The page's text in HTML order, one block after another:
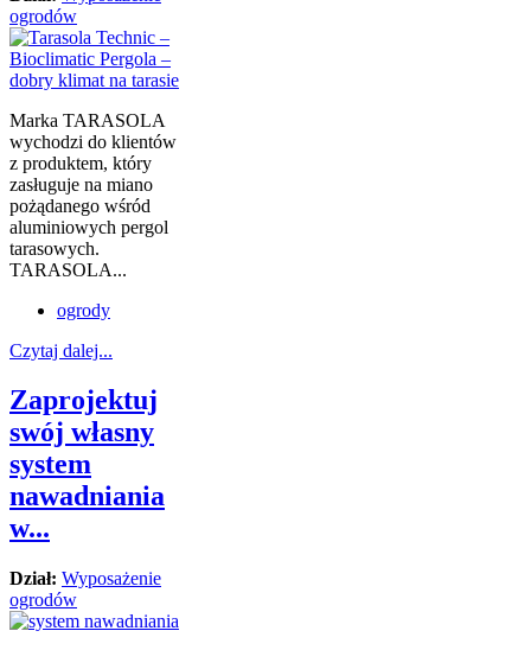
ogrodów
Marka TARASOLA
wychodzi do klientów
z produktem, który
zasługuje na miano
pożądanego wśród
aluminiowych pergol
tarasowych.
TARASOLA...
ogrody
Czytaj dalej...
Zaprojektuj
swój własny
system
nawadniania
w...
Dział: Wyposażenie
ogrodów